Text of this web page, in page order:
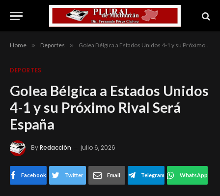
Home » Deportes » Golea Bélgica a Estados Unidos 4-1 y su Próximo Rival Será España
DEPORTES
Golea Bélgica a Estados Unidos
4-1 y su Próximo Rival Será
España
ByRedacción julio 6, 2026
Facebook Twitter Email Telegram WhatsApp